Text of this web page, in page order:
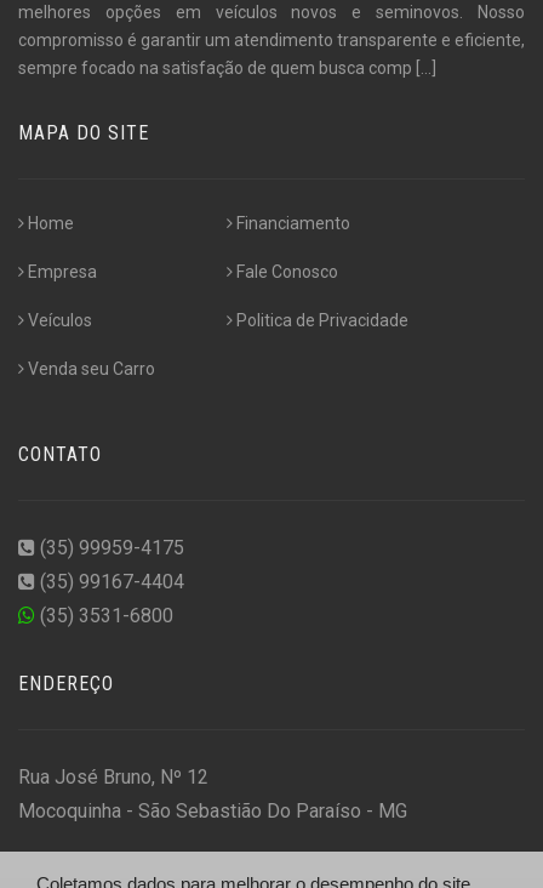
melhores opções em veículos novos e seminovos. Nosso
compromisso é garantir um atendimento transparente e eficiente,
sempre focado na satisfação de quem busca comp
MAPA DO SITE
Home
Empresa
Veículos
Venda seu Carro
Financiamento
Fale Conosco
Politica de Privacidade
CONTATO
(35) 99959-4175
(35) 99167-4404
(35) 3531-6800
ENDEREÇO
Rua José Bruno, Nº 12
Mocoquinha - São Sebastião Do Paraíso - MG
Coletamos dados para melhorar o desempenho do site,